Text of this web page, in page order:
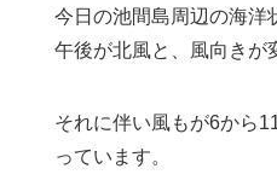
今日の池間島周辺の海洋
午後が北風と、風向きが
それに伴い風もが6から
っています。